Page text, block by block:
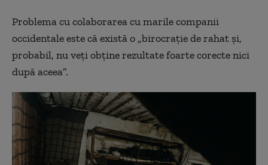
Problema cu colaborarea cu marile companii
occidentale este că există o „birocrație de rahat și,
probabil, nu veți obține rezultate foarte corecte nici
după aceea”.